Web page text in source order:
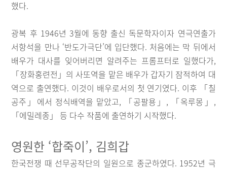
했다.
광복 후 1946년 3월에 동향 출신 독문학자이자 연극연출가
서항석을 만나 ‘반도가극단’에 입단했다. 처음에는 막 뒤에서
배우가 대사를 잊어버리면 알려주는 프롬프터로 일했다가,
「장화홍련전」의 사또역을 맡은 배우가 갑자기 잠적하여 대
역으로 출연했다. 이것이 배우로서의 첫 연기였다. 이후 「칠
공주」에서 정식배역을 맡았고, 「공팔용」, 「옥루몽」,
「에밀레종」 등 다수 작품에 출연하기 시작했다.
영원한 ‘합죽이’, 김희갑
한국전쟁 때 선무공작단의 일원으로 종군하였다. 1952년 극